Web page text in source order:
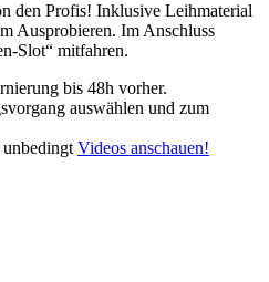
den Profis! Inklusive Leihmaterial
Ausprobieren. Im Anschluss
Slot“ mitfahren.
bis 48h vorher.
auswählen und zum
Videos anschauen!